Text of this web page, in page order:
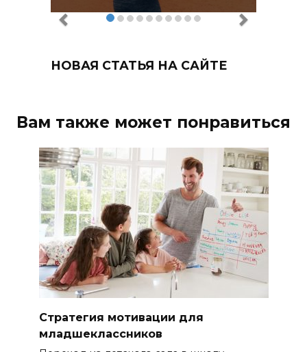
НОВАЯ СТАТЬЯ НА САЙТЕ
Вам также может понравиться
Стратегия мотивации для
младшеклассников